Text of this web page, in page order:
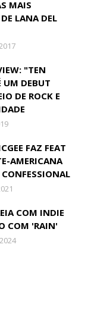
MAIS
LANA DEL
"TEN
UM DEBUT
DE ROCK E
FAZ FEAT
AMERICANA
COM INDIE
COM 'RAIN'